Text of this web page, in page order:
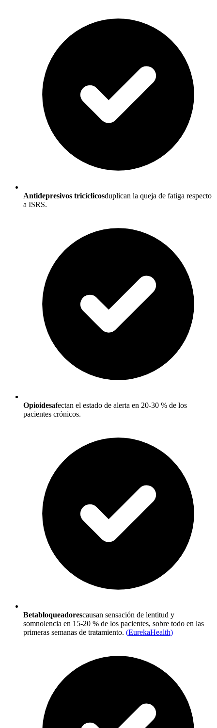
Antidepresivos tricíclicosduplican la queja de fatiga respecto
a ISRS.
Opioidesafectan el estado de alerta en 20-30 % de los
pacientes crónicos.
Betabloqueadorescausan sensación de lentitud y
somnolencia en 15-20 % de los pacientes, sobre todo en las
primeras semanas de tratamiento. (EurekaHealth)